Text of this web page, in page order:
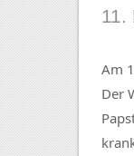
11.
Am
Der